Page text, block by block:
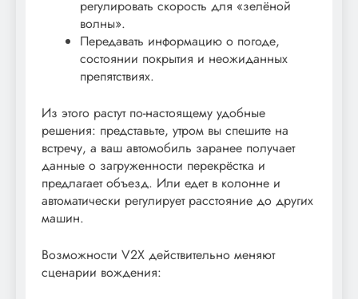
регулировать скорость для «зелёной
волны».
Передавать информацию о погоде,
состоянии покрытия и неожиданных
препятствиях.
Из этого растут по-настоящему удобные
решения: представьте, утром вы спешите на
встречу, а ваш автомобиль заранее получает
данные о загруженности перекрёстка и
предлагает объезд. Или едет в колонне и
автоматически регулирует расстояние до других
машин.
Возможности V2X действительно меняют
сценарии вождения: